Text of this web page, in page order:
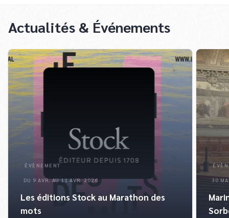
Actualités & Événements
ÉVÈNEMENT
DU 9 AVR. AU 11 AVR. 2026
Les éditions Stock au Marathon des
mots
30